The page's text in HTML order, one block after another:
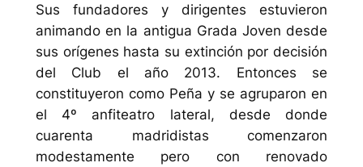
Sus fundadores y dirigentes estuvieron
animando en la antigua Grada Joven desde
sus orígenes hasta su extinción por decisión
del Club el año 2013. Entonces se
constituyeron como Peña y se agruparon en
el 4º anfiteatro lateral, desde donde
cuarenta madridistas comenzaron
modestamente pero con renovado